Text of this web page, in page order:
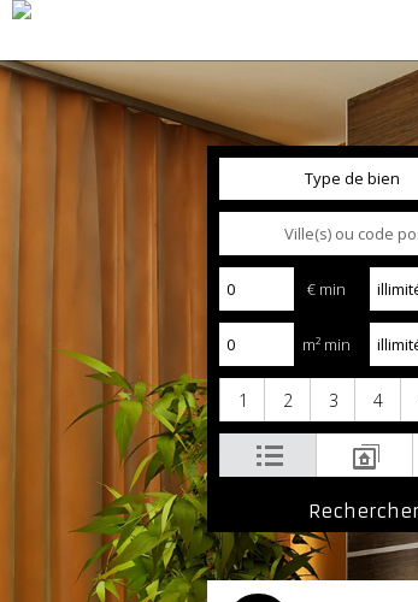
Type de bien
€ min
m² min
1 2 3 4